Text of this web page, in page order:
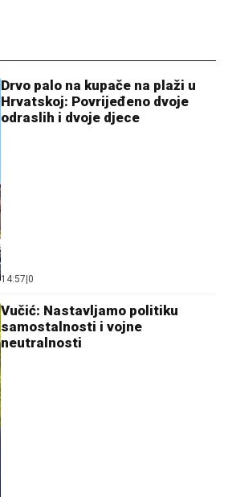
Drvo palo na kupače na plaži u
Hrvatskoj: Povrijeđeno dvoje
odraslih i dvoje djece
14:57 0
Vučić: Nastavljamo politiku
samostalnosti i vojne
neutralnosti